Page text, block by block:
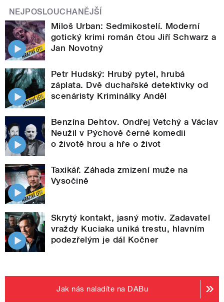
NEJPOSLOUCHANĚJŠÍ
Miloš Urban: Sedmikostelí. Moderní
gotický krimi román čtou Jiří Schwarz a
Jan Novotný
Petr Hudský: Hrubý pytel, hrubá
záplata. Dvě duchařské detektivky od
scenáristy Kriminálky Anděl
Benzína Dehtov. Ondřej Vetchý a Václav
Neužil v Pýchově černé komedii
o životě hrou a hře o život
Taxikář. Záhada zmizení muže na
Vysočině
Skrytý kontakt, jasný motiv. Zadavatel
vraždy Kuciaka uniká trestu, hlavním
podezřelým je dál Kočner
Jak nás naladíte na DABu